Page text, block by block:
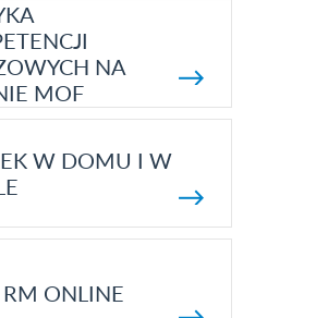
NA
MOF
W DOMU I W
RM ONLINE